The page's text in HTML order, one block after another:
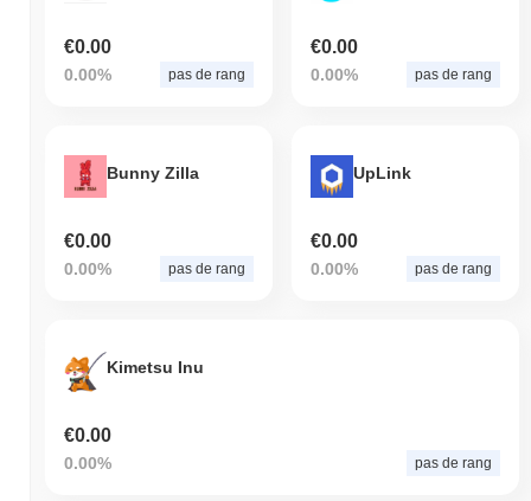
€0.00
0.00% pas de rang
€0.00
0.00% pas de rang
Bunny Zilla
€0.00
0.00% pas de rang
UpLink
€0.00
0.00% pas de rang
Kimetsu Inu
€0.00
0.00% pas de rang